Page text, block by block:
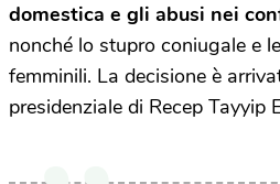
domestica e gli abusi nei
nonché lo stupro coniugale e
femminili. La decisione è
presidenziale di Recep Tayyip